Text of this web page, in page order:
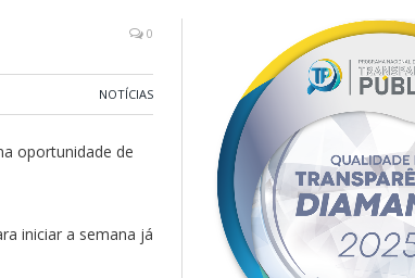
0
NOTÍCIAS
oportunidade de
iniciar a semana já